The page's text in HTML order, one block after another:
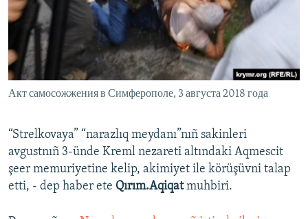
Акт самосожжения в Симферополе, 3 августа 2018 года
“Strelkovaya” “narazlıq meydanı”nıñ sakinleri
avgustnıñ 3-ünde Kreml nezareti altındaki Aqmescit
şeer memuriyetine kelip, akimiyet ile körüşüvni talap
etti, - dep haber ete Qırım.Aqiqatmuhbiri.